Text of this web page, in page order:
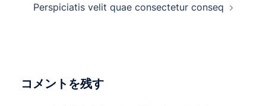
Perspiciatis velit quae consectetur conseq
コメントを残す